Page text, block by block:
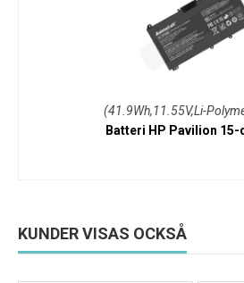
(41.9Wh,11.55V,Li-
Batteri HP Pavilion 15-
KUNDER VISAS OCKSÅ